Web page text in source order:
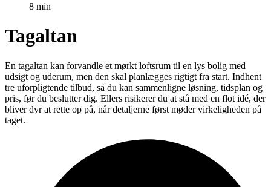
8 min
Tagaltan
En tagaltan kan forvandle et mørkt loftsrum til en lys bolig med
udsigt og uderum, men den skal planlægges rigtigt fra start. Indhent
tre uforpligtende tilbud, så du kan sammenligne løsning, tidsplan og
pris, før du beslutter dig. Ellers risikerer du at stå med en flot idé, der
bliver dyr at rette op på, når detaljerne først møder virkeligheden på
taget.